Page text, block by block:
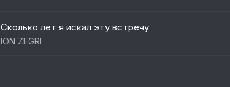
Сколько лет я искал эту встречу
ION ZEGRI